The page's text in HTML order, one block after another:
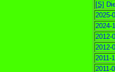
[S]
2025-
2024-
2012-
2012-
2011-
2011-